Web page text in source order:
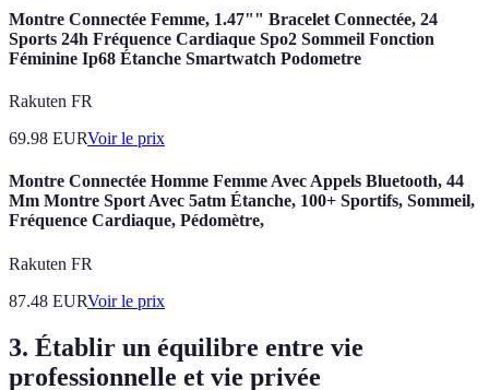
Montre Connectée Femme, 1.47"" Bracelet Connectée, 24
Sports 24h Fréquence Cardiaque Spo2 Sommeil Fonction
Féminine Ip68 Étanche Smartwatch Podometre
Rakuten FR
69.98 EURVoir le prix
Montre Connectée Homme Femme Avec Appels Bluetooth, 44
Mm Montre Sport Avec 5atm Étanche, 100+ Sportifs, Sommeil,
Fréquence Cardiaque, Pédomètre,
Rakuten FR
87.48 EURVoir le prix
3. Établir un équilibre entre vie
professionnelle et vie privée